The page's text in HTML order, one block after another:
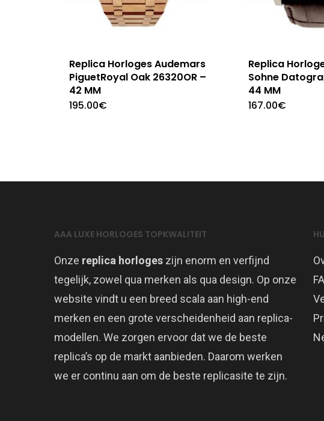
Replica Horloges Audemars
PiguetRoyal Oak 26320OR –
42 MM
195.00€
Replica
Sohne
44 MM
167.00€
AAA LUXE HORLOGES TOPKWALITEIT
Onze replica horloges zijn enorm en verfijnd
tegelijk, zowel qua merken als qua design. Op onze
website vindt u een breed scala aan high-end
merken en een grote verscheidenheid aan replica-
modellen. We zorgen ervoor dat we de beste
replica’s op de markt aanbieden. Daarom werken
we er continu aan om de beste replicasite te zijn.